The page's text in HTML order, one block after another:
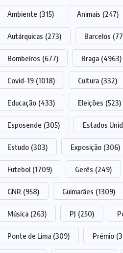
Ambiente (315) Animais (247)
Autárquicas (273) Barcelos
Bombeiros (677) Braga (4963)
Covid-19 (1018) Cultura (332)
Educação (433) Eleições (523)
Esposende (305) Estados
Estudo (303) Exposição (306)
Futebol (1709) Gerês (249)
GNR (958) Guimarães (1309)
Música (263) PJ (250)
Ponte de Lima (309) Prémio